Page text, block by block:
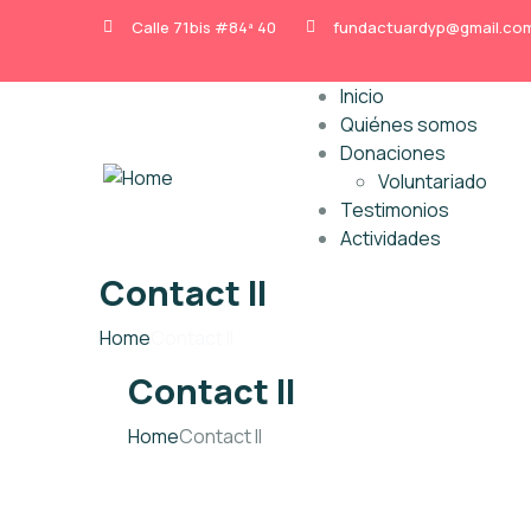
Calle 71bis #84ª 40
Inicio
Quiénes somos
Donaciones
Voluntariado
Testimonios
Actividades
Contact II
Home
Contact II
HomeContact II